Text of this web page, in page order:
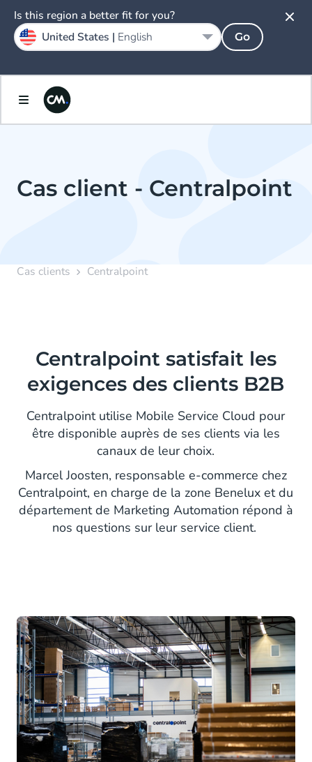
Cas client - Centralpoint
Cas clients Centralpoint
Centralpoint satisfait les
exigences des clients B2B
Centralpoint utilise Mobile Service Cloud pour
être disponible auprès de ses clients via les
canaux de leur choix.
Marcel Joosten, responsable e-commerce chez
Centralpoint, en charge de la zone Benelux et du
département de Marketing Automation répond à
nos questions sur leur service client.
Is this region a better fit for you?
United States | English Go